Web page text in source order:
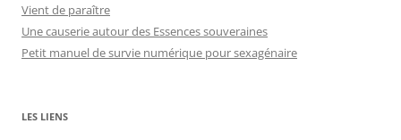
Vient de paraître
Une causerie autour des Essences souveraines
Petit manuel de survie numérique pour sexagénaire
LES LIENS